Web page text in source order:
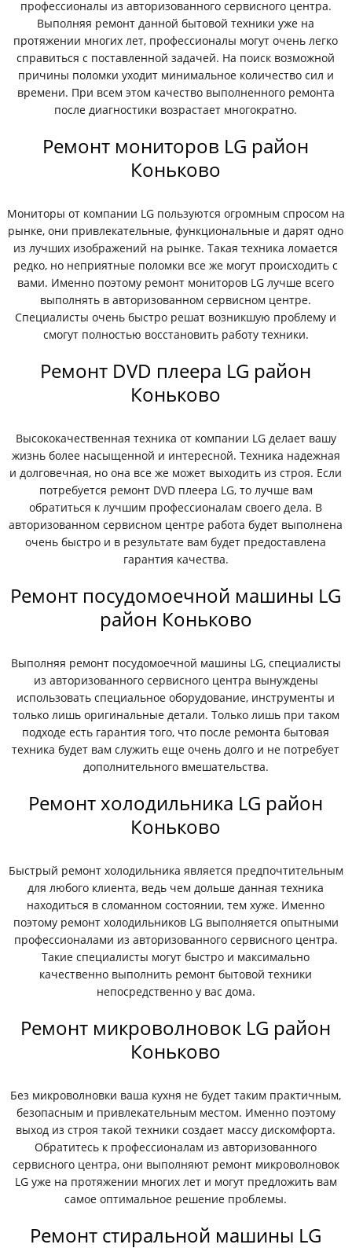
профессионалы из авторизованного сервисного центра.
Выполняя ремонт данной бытовой техники уже на
протяжении многих лет, профессионалы могут очень легко
справиться с поставленной задачей. На поиск возможной
причины поломки уходит минимальное количество сил и
времени. При всем этом качество выполненного ремонта
после диагностики возрастает многократно.
Ремонт мониторов LG район
Коньково
Мониторы от компании LG пользуются огромным спросом на
рынке, они привлекательные, функциональные и дарят одно
из лучших изображений на рынке. Такая техника ломается
редко, но неприятные поломки все же могут происходить с
вами. Именно поэтому ремонт мониторов LG лучше всего
выполнять в авторизованном сервисном центре.
Специалисты очень быстро решат возникшую проблему и
смогут полностью восстановить работу техники.
Ремонт DVD плеера LG район
Коньково
Высококачественная техника от компании LG делает вашу
жизнь более насыщенной и интересной. Техника надежная
и долговечная, но она все же может выходить из строя. Если
потребуется ремонт DVD плеера LG, то лучше вам
обратиться к лучшим профессионалам своего дела. В
авторизованном сервисном центре работа будет выполнена
очень быстро и в результате вам будет предоставлена
гарантия качества.
Ремонт посудомоечной машины LG
район Коньково
Выполняя ремонт посудомоечной машины LG, специалисты
из авторизованного сервисного центра вынуждены
использовать специальное оборудование, инструменты и
только лишь оригинальные детали. Только лишь при таком
подходе есть гарантия того, что после ремонта бытовая
техника будет вам служить еще очень долго и не потребует
дополнительного вмешательства.
Ремонт холодильника LG район
Коньково
Быстрый ремонт холодильника является предпочтительным
для любого клиента, ведь чем дольше данная техника
находиться в сломанном состоянии, тем хуже. Именно
поэтому ремонт холодильников LG выполняется опытными
профессионалами из авторизованного сервисного центра.
Такие специалисты могут быстро и максимально
качественно выполнить ремонт бытовой техники
непосредственно у вас дома.
Ремонт микроволновок LG район
Коньково
Без микроволновки ваша кухня не будет таким практичным,
безопасным и привлекательным местом. Именно поэтому
выход из строя такой техники создает массу дискомфорта.
Обратитесь к профессионалам из авторизованного
сервисного центра, они выполняют ремонт микроволновок
LG уже на протяжении многих лет и могут предложить вам
самое оптимальное решение проблемы.
Ремонт стиральной машины LG